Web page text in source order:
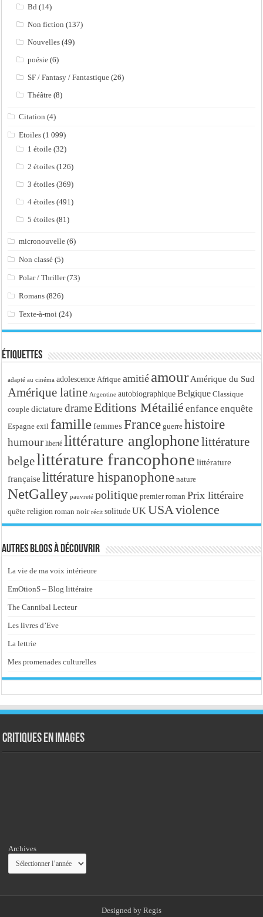
Bd (14)
Non fiction (137)
Nouvelles (49)
poésie (6)
SF / Fantasy / Fantastique (26)
Théâtre (8)
Citation (4)
Etoiles (1 099)
1 étoile (32)
2 étoiles (126)
3 étoiles (369)
4 étoiles (491)
5 étoiles (81)
micronouvelle (6)
Non classé (5)
Polar / Thriller(73)
Romans (826)
Texte-à-moi (24)
Étiquettes
adapté au cinéma adolescence Afrique amitié amour Amérique du Sud
Amérique latine Argentine autobiographique Belgique Classique
couple dictature drameEditions Métailié enfance enquête
Espagne exil famille femmes France guerre histoire
humour liberté littérature anglophonelittérature
belgelittérature francophone littérature
française littérature hispanophone nature
NetGalley pauvreté politique premier roman Prix littéraire
quête religion roman noir récit solitude UK USA violence
Autres blogs à découvrir
La vie de ma voix intérieure
EmOtionS – Blog littéraire
The Cannibal Lecteur
Les livres d’Eve
La lettrie
Mes promenades culturelles
Critiques en images
Archives
Designed by Regis